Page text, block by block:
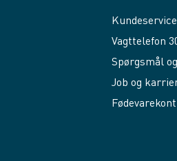
Kundeservice
Vagttelefon
Spørgsmål
Job og